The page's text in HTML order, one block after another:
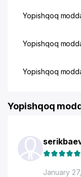
Yopishqoq
Yopishqoq
Yopishqoq
Yopishqoq
January